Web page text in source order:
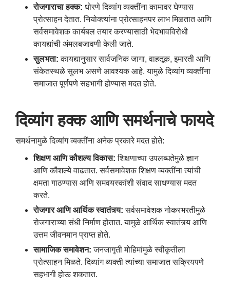
रोजगाराचा हक्क: धोरणे दिव्यांग व्यक्तींना कामावर घेण्यास
प्रोत्साहन देतात. नियोक्त्यांना प्रोत्साहनपर लाभ मिळतात आणि
सर्वसमावेशक कार्यबल तयार करण्यासाठी भेदभावविरोधी
कायद्यांची अंमलबजावणी केली जाते.
सुलभता:कायद्यानुसार सार्वजनिक जागा, वाहतूक, इमारती आणि
संकेतस्थळे सुलभ असणे आवश्यक आहे. यामुळे दिव्यांग व्यक्तींना
समाजात पूर्णपणे सहभागी होण्यास मदत होते.
दिव्यांग हक्क आणि समर्थनाचे फायदे
समर्थनामुळे दिव्यांग व्यक्तींना अनेक प्रकारे मदत होते:
शिक्षण आणि कौशल्य विकास:शिक्षणाच्या उपलब्धतेमुळे ज्ञान
आणि कौशल्ये वाढतात. सर्वसमावेशक शिक्षण व्यक्तींना त्यांची
क्षमता गाठण्यास आणि समवयस्कांशी संवाद साधण्यास मदत
करते.
रोजगार आणि आर्थिक स्वातंत्र्य:सर्वसमावेशक नोकरभरतीमुळे
रोजगाराच्या संधी निर्माण होतात. यामुळे आर्थिक स्वातंत्र्य आणि
उत्तम जीवनमान प्राप्त होते.
सामाजिक समावेशन:जनजागृती मोहिमांमुळे स्वीकृतीला
प्रोत्साहन मिळते. दिव्यांग व्यक्ती त्यांच्या समाजात सक्रियपणे
सहभागी होऊ शकतात.